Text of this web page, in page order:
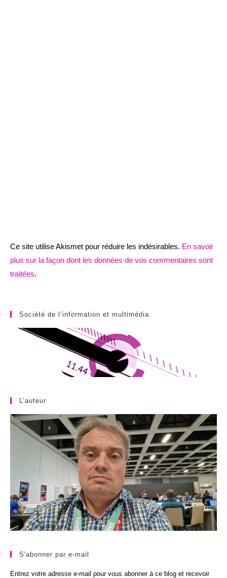
Ce site utilise Akismet pour réduire les indésirables. En savoir
plus sur la façon dont les données de vos commentaires sont
traitées.
Société de l’information et multimédia.
L’auteur
S'abonner par e-mail
Entrez votre adresse e-mail pour vous abonner à ce blog et recevoir